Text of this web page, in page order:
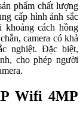
phẩm chất lượng
cấp hình ảnh sắc
cách hồng
camera có khả
nghiệt. Đặc biệt,
cho phép người
Wifi 4MP